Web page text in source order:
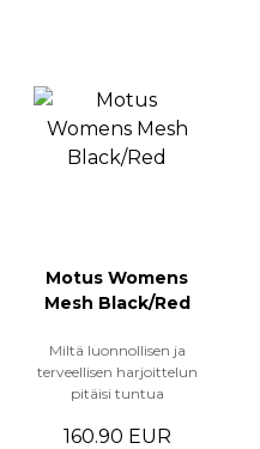
Motus Womens
Mesh Black/Red
Miltä luonnollisen ja
terveellisen harjoittelun
pitäisi tuntua
160.90 EUR